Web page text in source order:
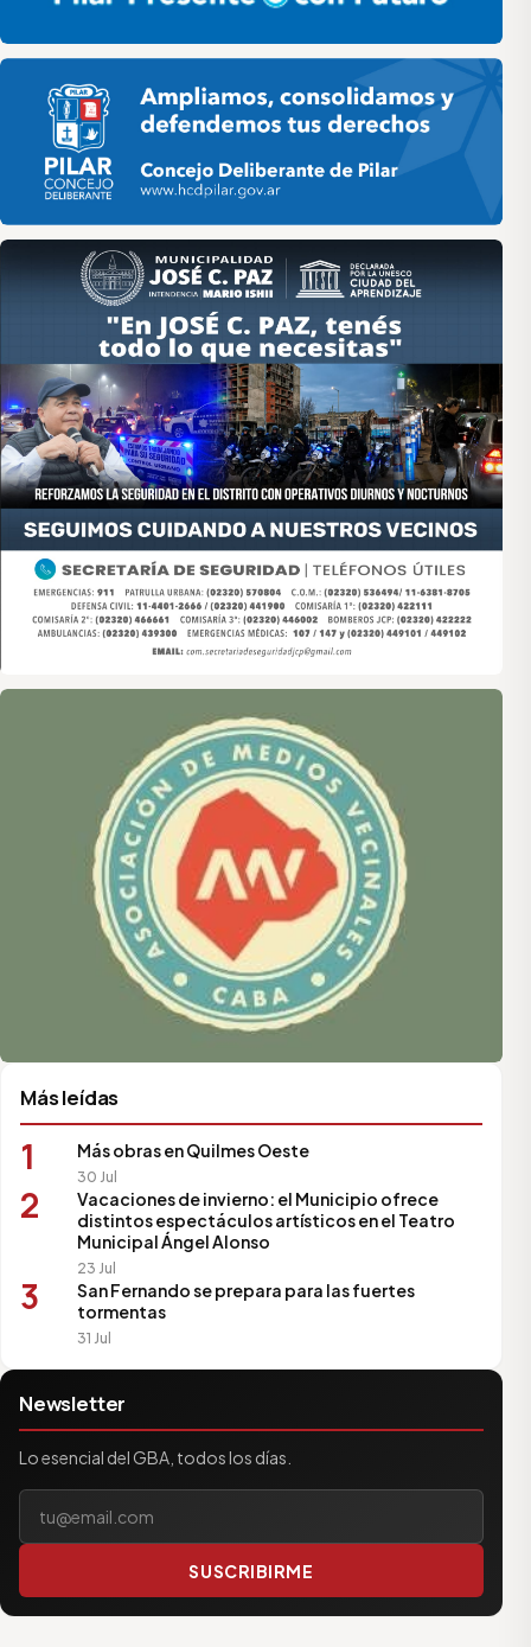
Pilar HCD
Asociación de Medios Vecinales
Más leídas
1 Más obras en Quilmes Oeste
30 Jul
2
Vacaciones de invierno: el Municipio ofrece
distintos espectáculos artísticos en el Teatro
Municipal Ángel Alonso
23 Jul
3
San Fernando se prepara para las fuertes
tormentas
31 Jul
Newsletter
Lo esencial del GBA, todos los días.
SUSCRIBIRME